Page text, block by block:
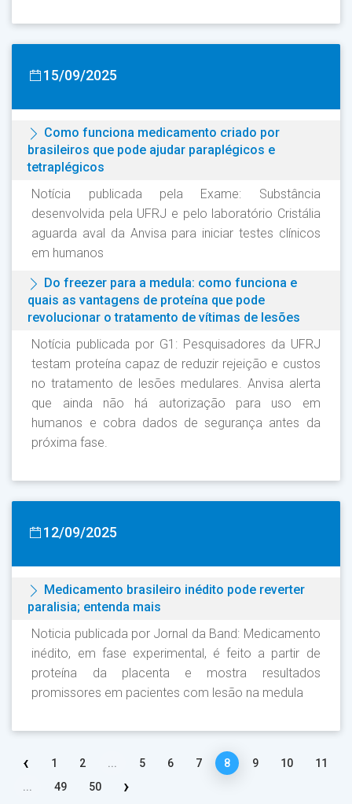
15/09/2025
Como funciona medicamento criado por
brasileiros que pode ajudar paraplégicos e
tetraplégicos
Notícia publicada pela Exame: Substância
desenvolvida pela UFRJ e pelo laboratório Cristália
aguarda aval da Anvisa para iniciar testes clínicos
em humanos
Do freezer para a medula: como funciona e
quais as vantagens de proteína que pode
revolucionar o tratamento de vítimas de lesões
Notícia publicada por G1: Pesquisadores da UFRJ
testam proteína capaz de reduzir rejeição e custos
no tratamento de lesões medulares. Anvisa alerta
que ainda não há autorização para uso em
humanos e cobra dados de segurança antes da
próxima fase.
12/09/2025
Medicamento brasileiro inédito pode reverter
paralisia; entenda mais
Noticia publicada por Jornal da Band: Medicamento
inédito, em fase experimental, é feito a partir de
proteína da placenta e mostra resultados
promissores em pacientes com lesão na medula
‹ 1 2 ... 5 6 7 8 9 10
11
...
49 50 ›